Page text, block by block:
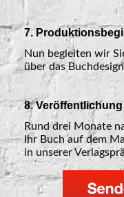
7.
Nun begleiten wir
über das
8.
Rund drei Monate
Ihr Buch auf dem
in unserer